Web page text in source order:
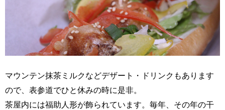
マウンテン抹茶ミルクなどデザート・ドリンクもあります
ので、表参道でひと休みの時に是非。
茶屋内には福助人形が飾られています。毎年、その年の干